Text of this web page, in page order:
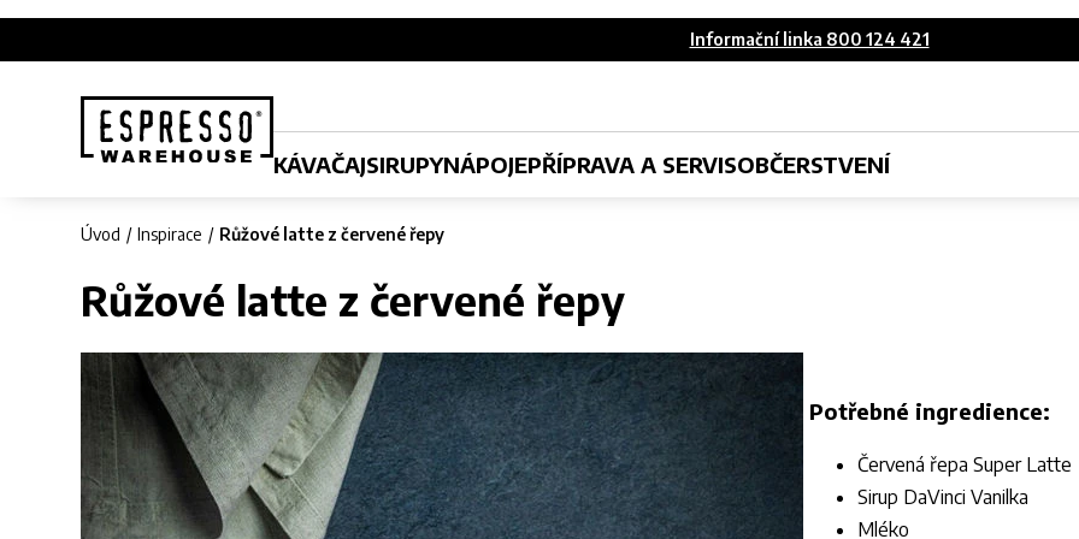
Informační linka 800 124 421
KÁVAČAJSIRUPYNÁPOJEPŘÍPRAVA A SERVISOBČERSTVENÍ
Úvod Inspirace Růžové latte z červené řepy
Růžové latte z červené řepy
Potřebné ingredience:
Červená řepa Super Latte
Sirup DaVinci Vanilka
Mléko